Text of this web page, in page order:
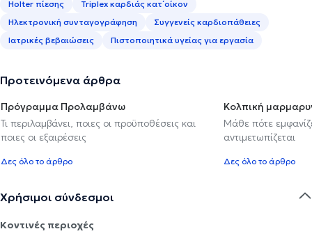
Holter πίεσης
Triplex καρδιάς κατ΄οίκον
Ηλεκτρονική συνταγογράφηση
Συγγενείς καρδιοπάθειες
Ιατρικές βεβαιώσεις
Πιστοποιητικά υγείας για εργασία
Προτεινόμενα άρθρα
Πρόγραμμα Προλαμβάνω
Τι περιλαμβάνει, ποιες οι προϋποθέσεις και
ποιες οι εξαιρέσεις
Δες όλο το άρθρο
Κολπική
Μάθε πότε
αντιμετωπίζεται
Δες όλο το άρθρο
Χρήσιμοι σύνδεσμοι
Κοντινές περιοχές